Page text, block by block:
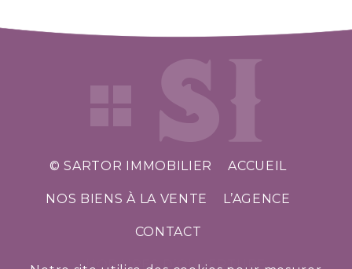
© SARTOR IMMOBILIER ACCUEIL
NOS BIENS À LA VENTE L’AGENCE
CONTACT
HORAIRES D’OUVERTURE